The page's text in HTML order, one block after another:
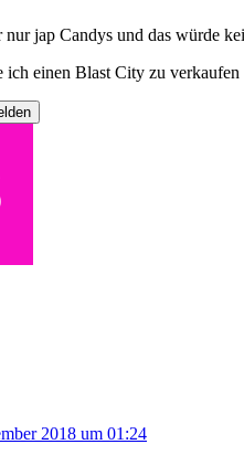
nur jap Candys und das würde
ich einen Blast City zu verkaufen
2018 um 01:24